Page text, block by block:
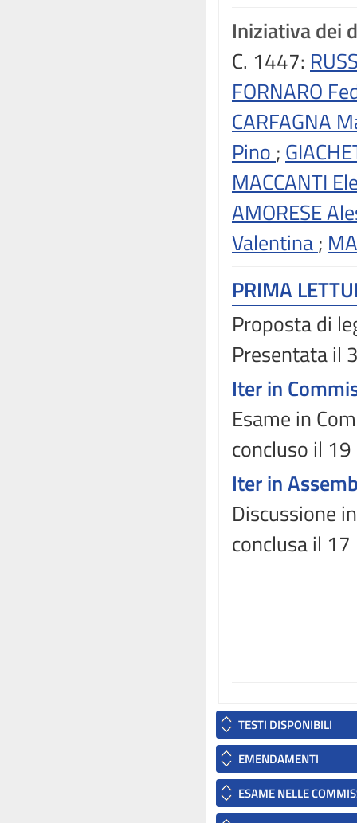
Iniziativa dei
C. 1447:
FORNARO
CARFAGNA
Pino ;
MACCANTI
AMORESE
Valentina;
PRIMA
Proposta di
Presentata il
Iter in
Esame in
concluso il
Iter in
Discussione
conclusa il
TESTI DISPONIBILI
EMENDAMENTI
ESAME NELLE